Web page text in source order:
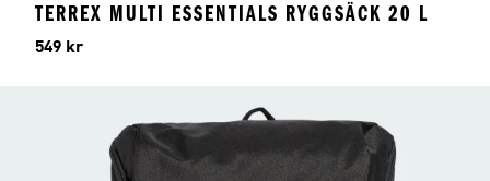
TERREX MULTI ESSENTIALS RYGGSÄCK 20 L
Pris
549 kr